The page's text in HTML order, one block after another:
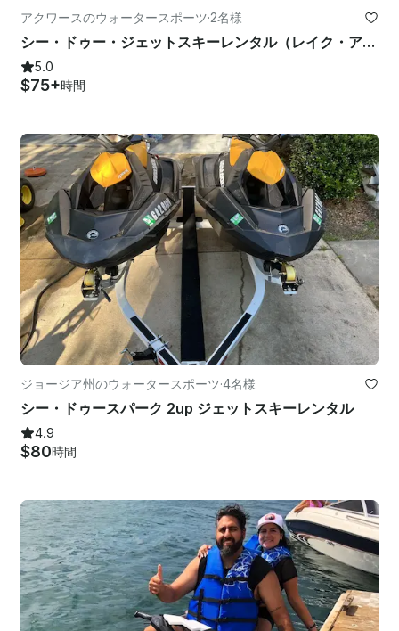
アクワースのウォータースポーツ·2名様
シー・ドゥー・ジェットスキーレンタル（レイク・アラトゥーナ）
5.0
$75+時間
ジョージア州のウォータースポーツ·4名様
シー・ドゥースパーク 2up ジェットスキーレンタル
4.9
$80時間